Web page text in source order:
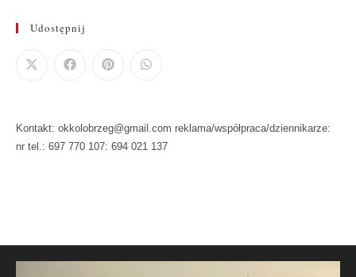
Udostępnij
Kontakt: okkolobrzeg@gmail.com reklama/współpraca/dziennikarze:
nr tel.: 697 770 107: 694 021 137